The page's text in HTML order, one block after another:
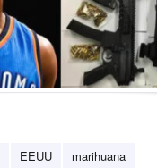
EEUU marihuana